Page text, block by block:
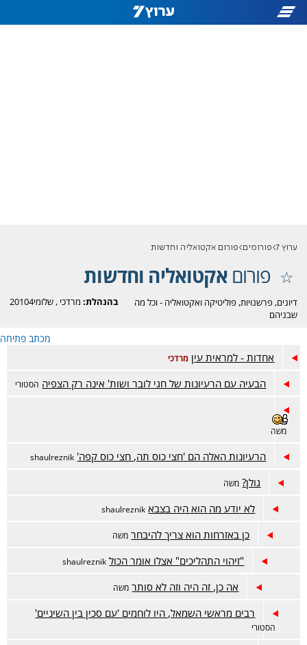
ערוץ 7 פורומים פורום אקטואליה וחדשות
פורוםאקטואליה וחדשות
בהנהלת: מרדכי ,שלומי20104
דיונים, פרשנויות, פוליטיקה ואקטואליה - וכל מה
שבניהם
מכתב פתיחה
אחדות - למראית עין מרדכי
הבעיה עם הרעיונות של חגי לובר ושות' אינה רק הצפיה הסטורי
משה
הרעיונות האלה הם 'חצי כוס תה, חצי כוס קפה' shaulreznik
גולן? משה
לא יודע מה הוא היה בצבא shaulreznik
כן באזרחות הוא צריך להיבחר משה
"זיהוי התהליכים" אצלו אומר הכול shaulreznik
אה כן, זה היה וזה לא סותר משה
רבים מראשי השמאל, היו לוחמים 'עם סכין בין השיניים'
הסטורי